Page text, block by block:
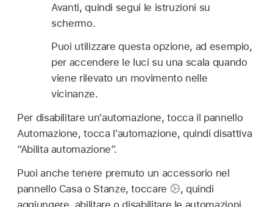
Avanti, quindi segui le istruzioni su
schermo.
Puoi utilizzare questa opzione, ad esempio,
per accendere le luci su una scala quando
viene rilevato un movimento nelle
vicinanze.
Per disabilitare un'automazione, tocca il pannello
Automazione, tocca l'automazione, quindi disattiva
“Abilita automazione”.
Puoi anche tenere premuto un accessorio nel
pannello Casa o Stanze, toccare
, quindi
aggiungere, abilitare o disabilitare le automazioni.